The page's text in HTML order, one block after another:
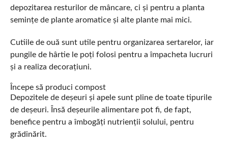
depozitarea resturilor de mâncare, ci și pentru a planta
semințe de plante aromatice și alte plante mai mici.
Cutiile de ouă sunt utile pentru organizarea sertarelor, iar
pungile de hârtie le poți folosi pentru a împacheta lucruri
și a realiza decorațiuni.
Începe să produci compost
Depozitele de deșeuri și apele sunt pline de toate tipurile
de deșeuri. Însă deșeurile alimentare pot fi, de fapt,
benefice pentru a îmbogăți nutrienții solului, pentru
grădinărit.